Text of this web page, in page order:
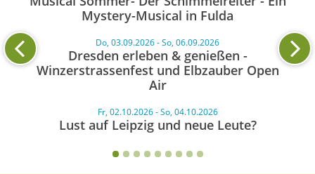
Mystery-Musical in Fulda
Do, 03.09.2026 - So, 06.09.2026
Dresden erleben & genießen -
Winzerstrassenfest und Elbzauber Open
Air
Fr, 02.10.2026 - So, 04.10.2026
Lust auf Leipzig und neue Leute?